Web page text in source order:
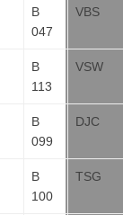
B
047
VBS
B
113
VSW
B
099
DJC
B
100
TSG